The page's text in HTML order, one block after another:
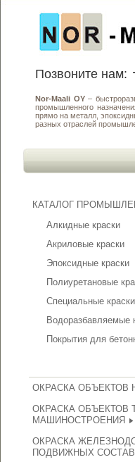
Позвоните нам:
Nor-Maali OY–
промышленного
прямо на металл,
разных отраслей
КАТАЛОГ
Алкидные краски
Акриловые краски
Эпоксидные краски
Полиуретановые
Специальные
Водоразбавляемые
Покрытия для
ОКРАСКА ОБЪЕКТОВ
ОКРАСКА ОБЪЕКТОВ
МАШИНОСТРОЕНИЯ
ОКРАСКА
ПОДВИЖНЫХ